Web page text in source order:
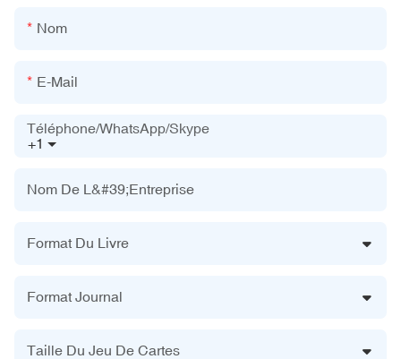
Nom
E-Mail
+1
Téléphone/WhatsApp/Skype
Nom De L&#39;entreprise
Format Du Livre
Format Journal
Taille Du Jeu De Cartes